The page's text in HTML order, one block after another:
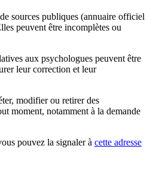
sources publiques (annuaire officiel
peuvent être incomplètes ou
aux psychologues peuvent être
leur correction et leur
modifier ou retirer des
moment, notamment à la demande
pouvez la signaler à cette adresse